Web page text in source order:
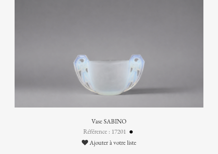
Vase SABINO
Référence : 17201
Ajouter à votre liste